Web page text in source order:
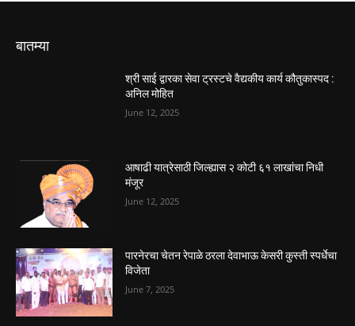
बातम्या
श्री साई द्वारका सेवा ट्रस्टचे वैद्यकीय कार्य कौतुकास्पद :
अनिल मोहित
June 12, 2025
आषाढी यात्रेसाठी जिल्ह्यास २ कोटी ६१ लाखांचा निधी
मंजूर
June 12, 2025
पारनेरचा चेतन रेपाळे ठरला देवाभाऊ केसरी कुस्ती स्पर्धेचा
विजेता
June 7, 2025